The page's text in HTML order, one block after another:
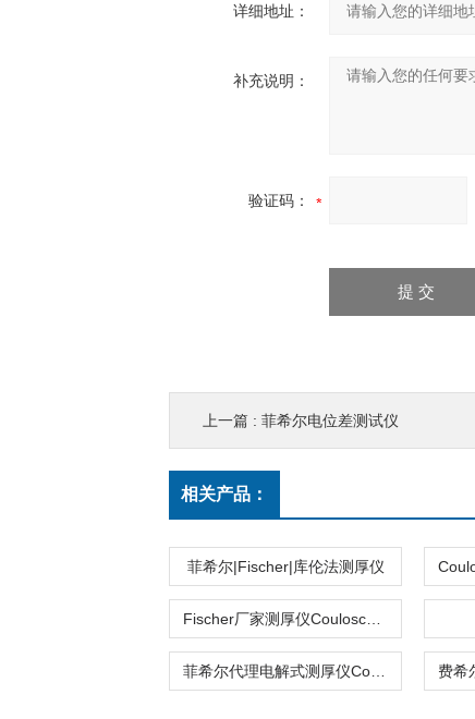
详细地址：
补充说明：
验证码：
上一篇 : 菲希尔电位差测试仪
相关产品：
菲希尔|Fischer|库伦法测厚仪